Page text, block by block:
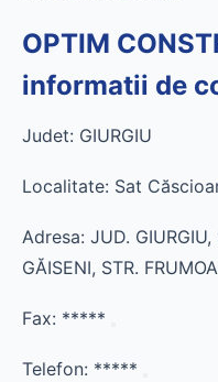
OPTIM
informatii de
Judet: GIURGIU
Localitate: Sat
Adresa: JUD. GIURGIU,
GĂISENI, STR.
Fax: *****
Telefon: *****